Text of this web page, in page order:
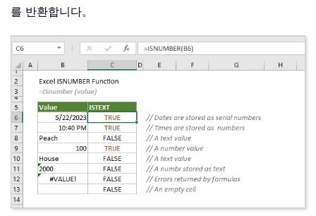
를 반환합니다。